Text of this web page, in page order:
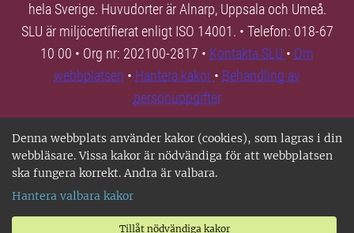
Denna webbplats använder kakor (cookies), som lagras i din
webbläsare. Vissa kakor är nödvändiga för att webbplatsen
ska fungera korrekt. Andra är valbara.
Hantera valbara kakor
Tillåt nödvändiga kakor
hela Sverige. Huvudorter är Alnarp, Uppsala och Umeå.
SLU är miljöcertifierat enligt ISO 14001. • Telefon: 018-67
10 00 • Org nr: 202100-2817 • Kontakta SLU • Om
webbplatsen • Hantera kakor • Behandling av
personuppgifter